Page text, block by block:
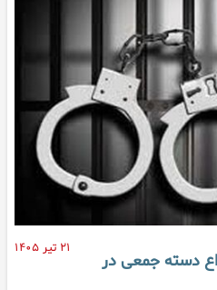
۲۱ تیر ۱۴۰۵
نزاع دسته جمعی در